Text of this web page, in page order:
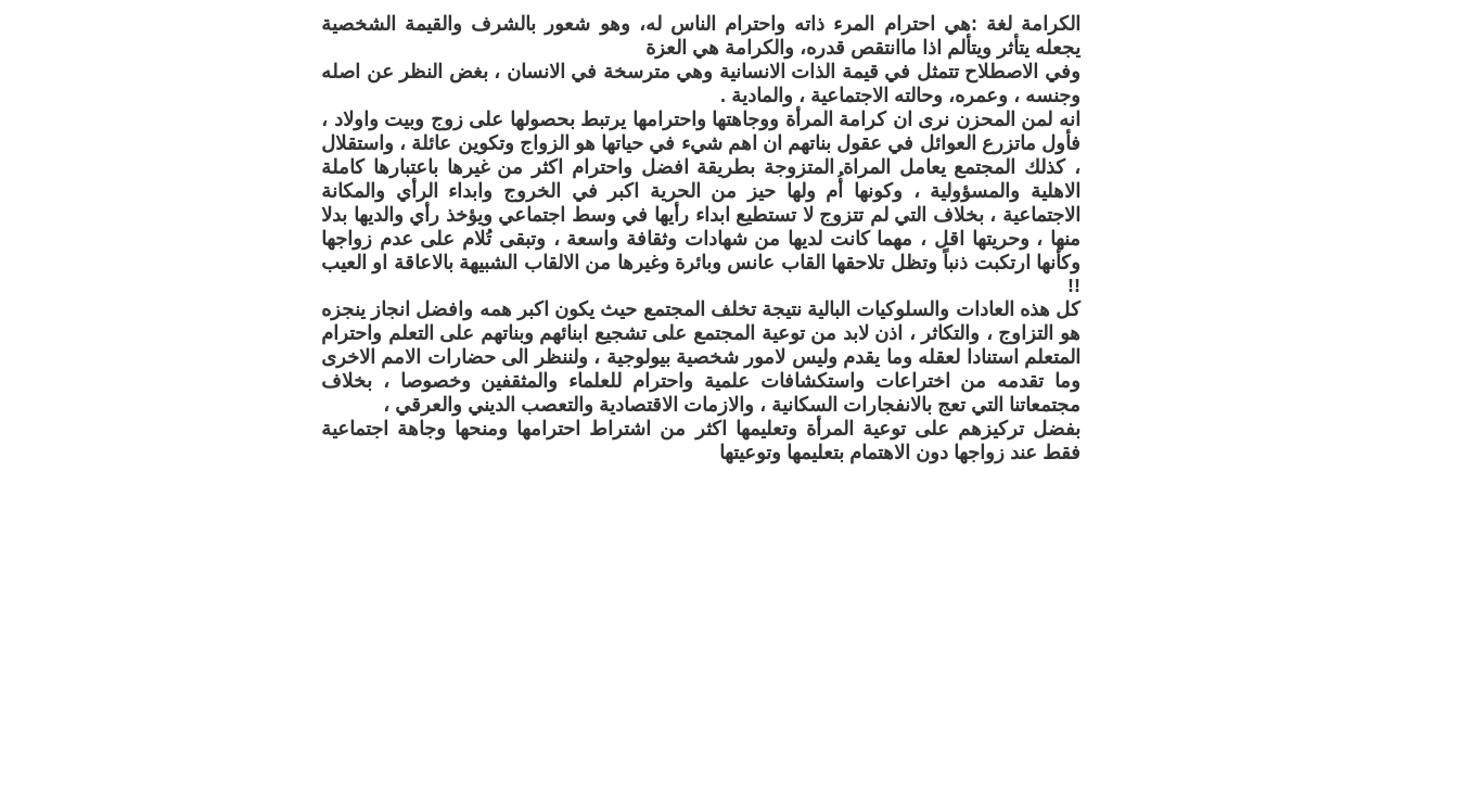
الكرامة لغة :هي احترام المرء ذاته واحترام الناس له، وهو شعور بالشرف والقيمة الشخصية
يجعله يتأثر ويتألم اذا ماانتقص قدره، والكرامة هي العزة
وفي الاصطلاح تتمثل في قيمة الذات الانسانية وهي مترسخة في الانسان ، بغض النظر عن اصله
وجنسه ، وعمره، وحالته الاجتماعية ، والمادية .
انه لمن المحزن نرى ان كرامة المرأة ووجاهتها واحترامها يرتبط بحصولها على زوج وبيت واولاد ،
فأول ماتزرع العوائل في عقول بناتهم ان اهم شيء في حياتها هو الزواج وتكوين عائلة ، واستقلال
، كذلك المجتمع يعامل المراة المتزوجة بطريقة افضل واحترام اكثر من غيرها باعتبارها كاملة
الاهلية والمسؤولية ، وكونها أُم ولها حيز من الحرية اكبر في الخروج وابداء الرأي والمكانة
الاجتماعية ، بخلاف التي لم تتزوج لا تستطيع ابداء رأيها في وسط اجتماعي ويؤخذ رأي والديها بدلا
منها ، وحريتها اقل ، مهما كانت لديها من شهادات وثقافة واسعة ، وتبقى تُلام على عدم زواجها
وكأنها ارتكبت ذنباً وتظل تلاحقها القاب عانس وبائرة وغيرها من الالقاب الشبيهة بالاعاقة او العيب
!!
كل هذه العادات والسلوكيات البالية نتيجة تخلف المجتمع حيث يكون اكبر همه وافضل انجاز ينجزه
هو التزاوج ، والتكاثر ، اذن لابد من توعية المجتمع على تشجيع ابنائهم وبناتهم على التعلم واحترام
المتعلم استنادا لعقله وما يقدم وليس لامور شخصية بيولوجية ، ولننظر الى حضارات الامم الاخرى
وما تقدمه من اختراعات واستكشافات علمية واحترام للعلماء والمثقفين وخصوصا ، بخلاف
مجتمعاتنا التي تعج بالانفجارات السكانية ، والازمات الاقتصادية والتعصب الديني والعرقي ،
بفضل تركيزهم على توعية المرأة وتعليمها اكثر من اشتراط احترامها ومنحها وجاهة اجتماعية
فقط عند زواجها دون الاهتمام بتعليمها وتوعيتها